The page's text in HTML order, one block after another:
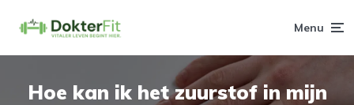
Menu
Hoe kan ik het zuurstof in mijn